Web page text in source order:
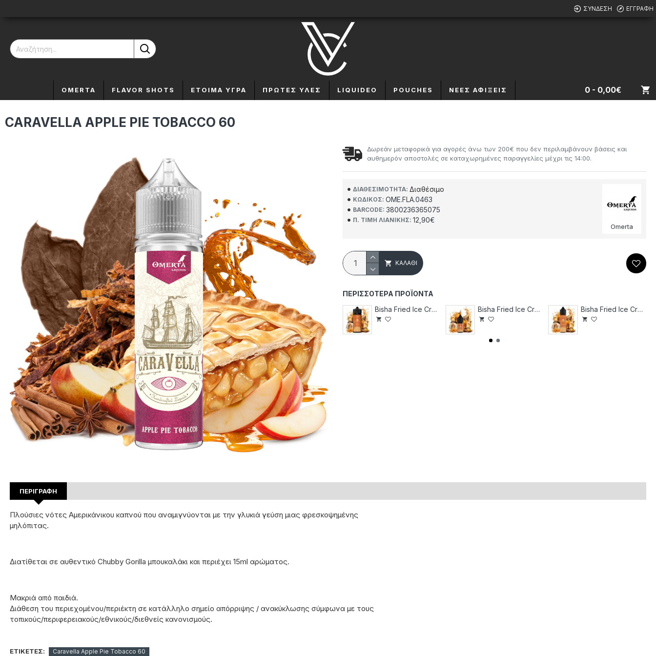
ΣΎΝΔΕΣΗ ΕΓΓΡΑΦΉ
OMERTA FLAVOR SHOTS ΈΤΟΙΜΑ ΥΓΡΆ ΠΡΏΤΕΣ ΎΛΕΣ LIQUIDEO POUCHES ΝΈΕΣ ΑΦΊΞΕΙΣ 0 - 0,00€
CARAVELLA APPLE PIE TOBACCO 60
Δωρεάν μεταφορικά για αγορές άνω των 200€ που δεν περιλαμβάνουν βάσεις και
αυθημερόν αποστολές σε καταχωρημένες παραγγελίες μέχρι τις 14:00.
ΔΙΑΘΕΣΙΜΌΤΗΤΑ: Διαθέσιμο
ΚΩΔΙΚΌΣ: OME.FLA.0463
BARCODE: 3800236365075
Π. ΤΙΜΉ ΛΙΑΝΙΚΉΣ: 12,90€
Omerta
ΚΑΛΆΘΙ
ΠΕΡΙΣΣΌΤΕΡΑ ΠΡΟΪΌΝΤΑ
Bisha Fried Ice Cream 120
Bisha Fried Ice Cream 30 Bisha Fried Ice Cream 60
ΠΕΡΙΓΡΑΦΉ
Πλούσιες νότες Αμερικάνικου καπνού που αναμιγνύονται με την γλυκιά γεύση μιας φρεσκοψημένης
μηλόπιτας.
Διατίθεται σε αυθεντικό Chubby Gorilla μπουκαλάκι και περιέχει 15ml αρώματος.
Μακριά από παιδιά.
Διάθεση του περιεχομένου/περιέκτη σε κατάλληλο σημείο απόρριψης / ανακύκλωσης σύμφωνα με τους
τοπικούς/περιφερειακούς/εθνικούς/διεθνείς κανονισμούς.
ΕΤΙΚΈΤΕΣ: Caravella Apple Pie Tobacco 60